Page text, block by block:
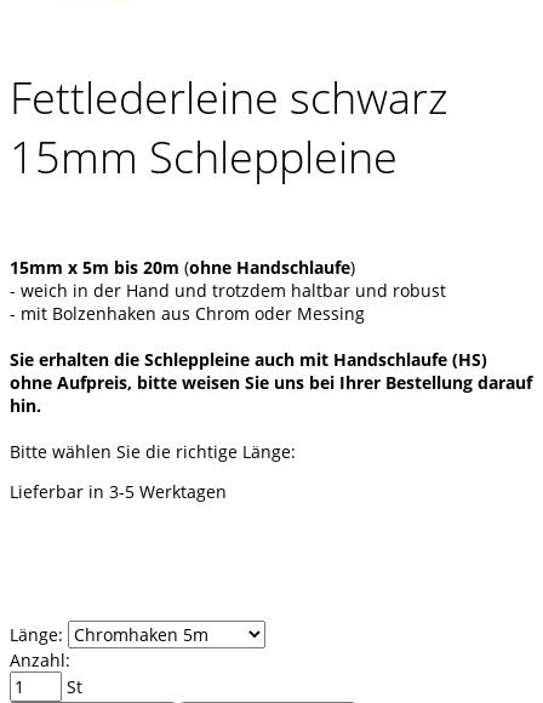
Fettlederleine schwarz
15mm Schleppleine
15mm x 5m bis 20m (ohne Handschlaufe)
- weich in der Hand und trotzdem haltbar und robust
- mit Bolzenhaken aus Chrom oder Messing
Sie erhalten die Schleppleine auch mit Handschlaufe (HS)
ohne Aufpreis, bitte weisen Sie uns bei Ihrer Bestellung darauf
hin.
Bitte wählen Sie die richtige Länge:
Lieferbar in 3-5 Werktagen
Länge:
Anzahl:
St